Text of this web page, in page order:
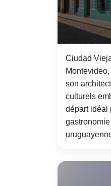
Ciudad
son
culturels
départ idéal